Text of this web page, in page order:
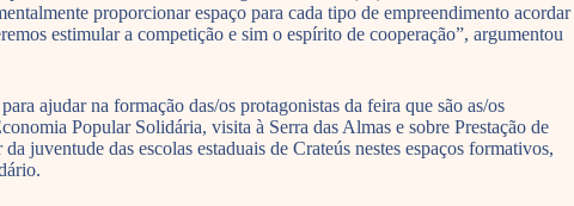
proporcionar espaço para cada tipo de empreendimento acordar
estimular a competição e sim o espírito de cooperação”, argumentou
ajudar na formação das/os protagonistas da feira que são as/os
Popular Solidária, visita à Serra das Almas e sobre Prestação de
juventude das escolas estaduais de Crateús nestes espaços formativos,